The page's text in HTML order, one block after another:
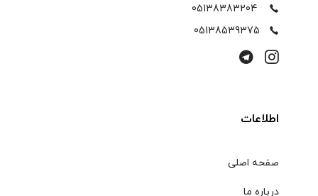
05138383204
05138539375
اطلاعات
صفحه اصلی
درباره ما